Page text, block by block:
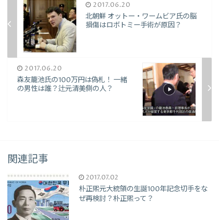
2017.06.20
北朝鮮 オットー・ワームビア氏の脳
損傷はロボトミー手術が原因？
2017.06.20
森友籠池氏の100万円は偽札！ 一緒
の男性は誰？辻元清美側の人？
関連記事
2017.07.02
朴正煕元大統領の生誕100年記念切手をな
ぜ再検討？朴正煕って？